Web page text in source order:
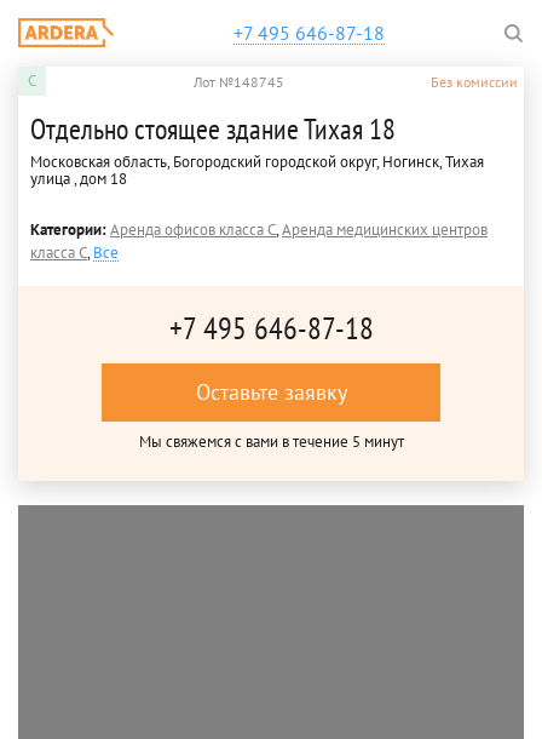
+7 495 646-87-18
C Лот №148745 Без комиссии
Отдельно стоящее здание Тихая 18
Московская область, Богородский городской округ, Ногинск, Тихая
улица , дом 18
Категории:Аренда офисов класса C,Аренда медицинских центров
класса C,Все
+7 495 646-87-18
Оставьте заявку
Мы свяжемся с вами в течение 5 минут